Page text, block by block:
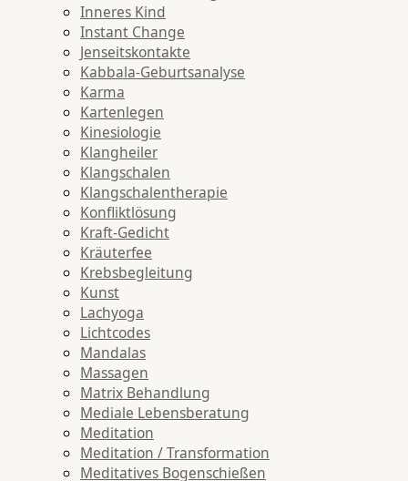
Inneres Kind
Instant Change
Jenseitskontakte
Kabbala-Geburtsanalyse
Karma
Kartenlegen
Kinesiologie
Klangheiler
Klangschalen
Klangschalentherapie
Konfliktlösung
Kraft-Gedicht
Kräuterfee
Krebsbegleitung
Kunst
Lachyoga
Lichtcodes
Mandalas
Massagen
Matrix Behandlung
Mediale Lebensberatung
Meditation
Meditation / Transformation
Meditatives Bogenschießen